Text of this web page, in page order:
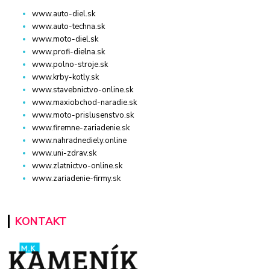
www.auto-diel.sk
www.auto-techna.sk
www.moto-diel.sk
www.profi-dielna.sk
www.polno-stroje.sk
www.krby-kotly.sk
www.stavebnictvo-online.sk
www.maxiobchod-naradie.sk
www.moto-prislusenstvo.sk
www.firemne-zariadenie.sk
www.nahradnediely.online
www.uni-zdrav.sk
www.zlatnictvo-online.sk
www.zariadenie-firmy.sk
KONTAKT